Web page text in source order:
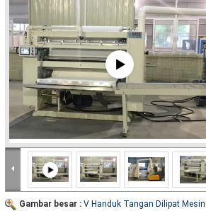
Gambar besar : V Handuk Tangan Dilipat Mesin